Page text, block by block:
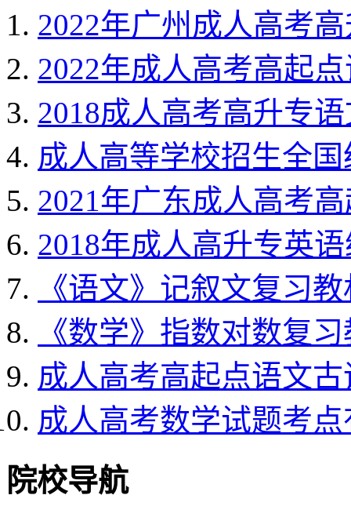
2022年广州成人高考
2022年成人高考高起
2018成人高考高升专
成人高等学校招生全
2021年广东成人高考
2018年成人高升专英
《语文》记叙文复习
《数学》指数对数复
成人高考高起点语文
成人高考数学试题考
院校导航